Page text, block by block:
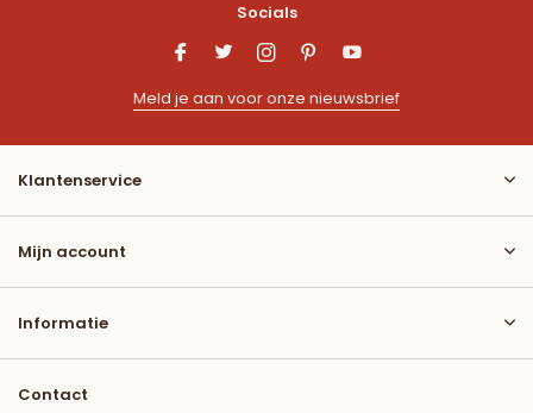
Socials
Meld je aan voor onze nieuwsbrief
Klantenservice
Mijn account
Informatie
Contact